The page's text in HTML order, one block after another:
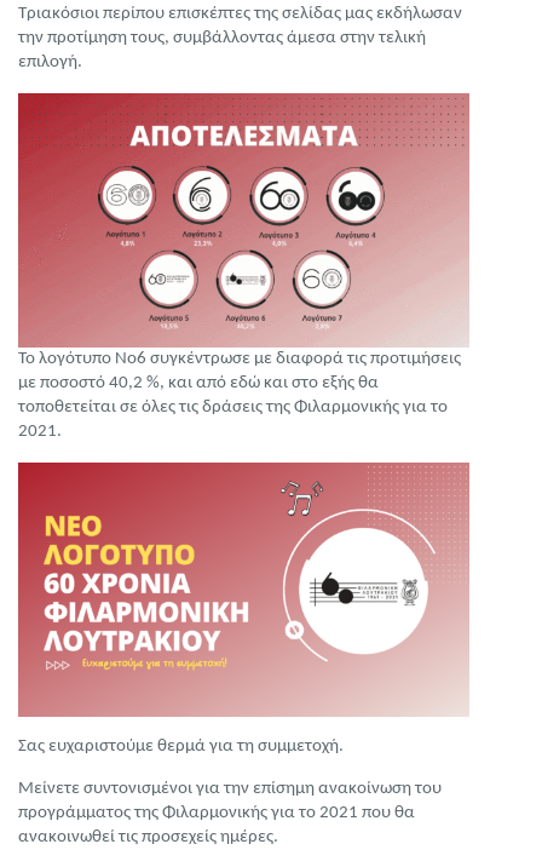
Τριακόσιοι περίπου επισκέπτες της σελίδας μας εκδήλωσαν
την προτίμηση τους, συμβάλλοντας άμεσα στην τελική
επιλογή.
Το λογότυπο Νο6 συγκέντρωσε με διαφορά τις προτιμήσεις
με ποσοστό 40,2 %, και από εδώ και στο εξής θα
τοποθετείται σε όλες τις δράσεις της Φιλαρμονικής για το
2021.
Σας ευχαριστούμε θερμά για τη συμμετοχή.
Μείνετε συντονισμένοι για την επίσημη ανακοίνωση του
προγράμματος της Φιλαρμονικής για το 2021 που θα
ανακοινωθεί τις προσεχείς ημέρες.